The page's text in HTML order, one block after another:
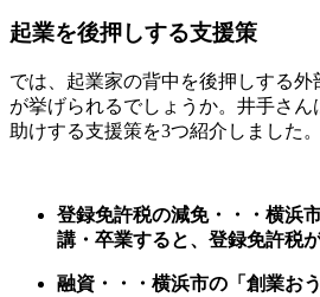
起業を後押しする支援策
では、起業家の背中を後押しする
が挙げられるでしょうか。井手さ
助けする支援策を3つ紹介しました。
登録免許税の減免・・・横浜
講・卒業すると、登録免許税が
融資・・・横浜市の「創業お